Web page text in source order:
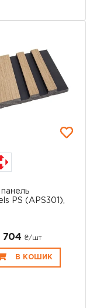
панель
PS (APS301),
704 ₴/шт
В КОШИК